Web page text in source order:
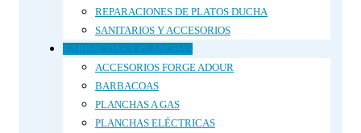
REPARACIONES DE PLATOS DUCHA
SANITARIOS Y ACCESORIOS
BARBACOAS Y PLANCHAS
ACCESORIOS FORGE ADOUR
BARBACOAS
PLANCHAS A GAS
PLANCHAS ELÉCTRICAS